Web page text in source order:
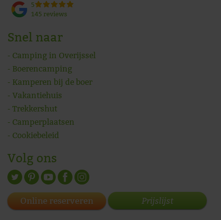
5
145 reviews
Snel naar
Camping in Overijssel
Boerencamping
Kamperen bij de boer
Vakantiehuis
Trekkershut
Camperplaatsen
Cookiebeleid
Volg ons
Online reserveren Prijslijst